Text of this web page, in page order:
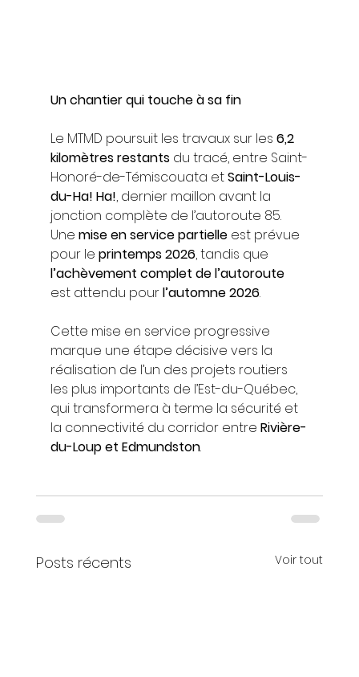
Un chantier qui touche à sa fin
Le MTMD poursuit les travaux sur les 6,2
kilomètres restants du tracé, entre Saint-
Honoré-de-Témiscouata et Saint-Louis-
du-Ha! Ha!, dernier maillon avant la
jonction complète de l’autoroute 85.
Une mise en service partielle est prévue
pour le printemps 2026, tandis que
l’achèvement complet de l’autoroute
est attendu pour l’automne 2026.
Cette mise en service progressive
marque une étape décisive vers la
réalisation de l’un des projets routiers
les plus importants de l’Est-du-Québec,
qui transformera à terme la sécurité et
la connectivité du corridor entre Rivière-
du-Loup et Edmundston.
Posts récents Voir tout